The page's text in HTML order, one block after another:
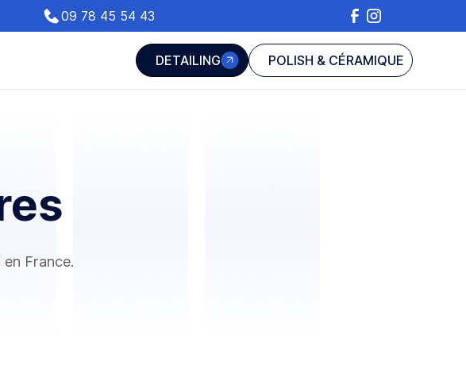
09 78 45 54 43
DETAILING POLISH & CÉRAMIQUE
France.